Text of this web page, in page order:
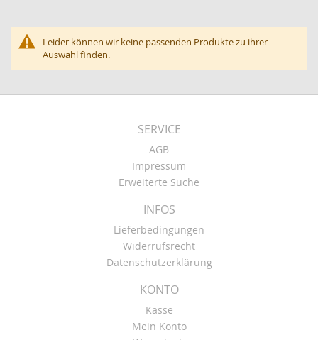
Leider können wir keine passenden Produkte zu ihrer
Auswahl finden.
SERVICE
AGB
Impressum
Erweiterte Suche
INFOS
Lieferbedingungen
Widerrufsrecht
Datenschutzerklärung
KONTO
Kasse
Mein Konto